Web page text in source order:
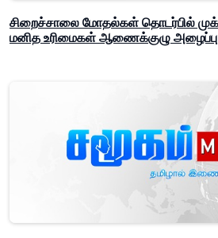
சிறைச்சாலை மோதல்கள் தொடர்பில்
மனித உரிமைகள் ஆணைக்குழு அழைப்பு